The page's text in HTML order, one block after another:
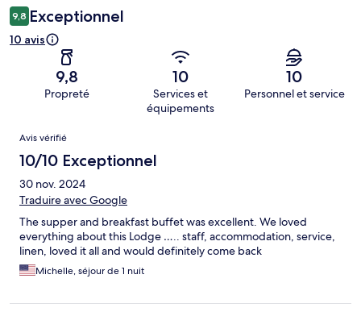
9,8 Exceptionnel
10 avis
9,8
Propreté
10
Services et
équipements
10
Personnel et service
Avis
Avis vérifié
10/10 Exceptionnel
30 nov. 2024
Traduire avec Google
The supper and breakfast buffet was excellent. We loved
everything about this Lodge ….. staff, accommodation, service,
linen, loved it all and would definitely come back
Michelle, séjour de 1 nuit